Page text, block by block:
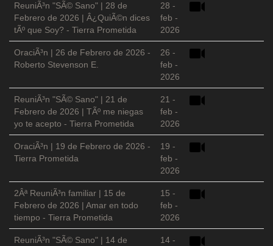
ReuniÃ³n "SÃ© Sano" | 28 de
Febrero de 2026 | Â¿QuiÃ©n dices
tÃº que Soy? - Tierra Prometida
28 -
feb -
2026
OraciÃ³n | 26 de Febrero de 2026 -
Roberto Stevenson E.
26 -
feb -
2026
ReuniÃ³n "SÃ© Sano" | 21 de
Febrero de 2026 | TÃº me niegas
yo te acepto - Tierra Prometida
21 -
feb -
2026
OraciÃ³n | 19 de Febrero de 2026 -
Tierra Prometida
19 -
feb -
2026
2Âª ReuniÃ³n familiar | 15 de
Febrero de 2026 | Amar en todo
tiempo - Tierra Prometida
15 -
feb -
2026
ReuniÃ³n "SÃ© Sano" | 14 de
14 -